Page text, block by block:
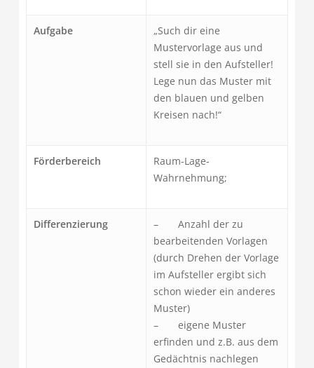
Aufgabe
„Such dir eine
Mustervorlage aus und
stell sie in den Aufsteller!
Lege nun das Muster mit
den blauen und gelben
Kreisen nach!“
Förderbereich
Raum-Lage-
Wahrnehmung;
Differenzierung
– Anzahl der zu
bearbeitenden Vorlagen
(durch Drehen der Vorlage
im Aufsteller ergibt sich
schon wieder ein anderes
Muster)
– eigene Muster
erfinden und z.B. aus dem
Gedächtnis nachlegen